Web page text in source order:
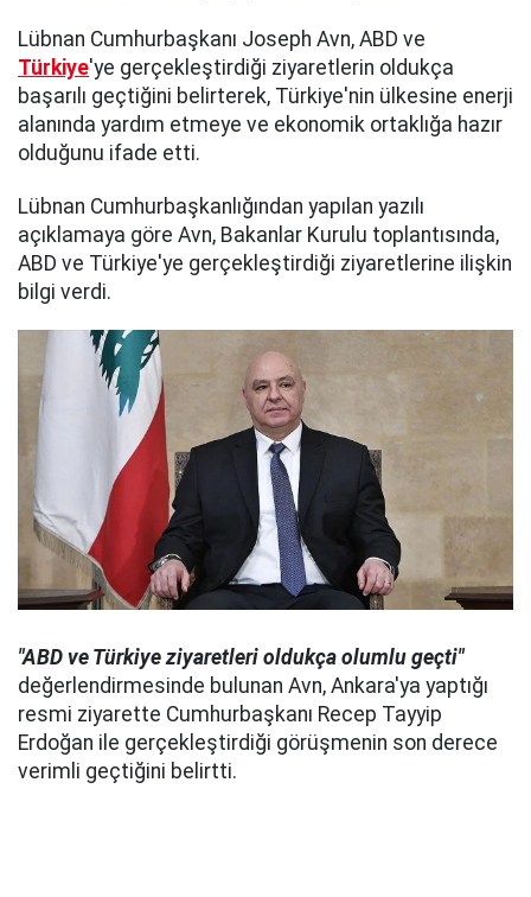
Lübnan Cumhurbaşkanı Joseph Avn, ABD ve
Türkiye'ye gerçekleştirdiği ziyaretlerin oldukça
başarılı geçtiğini belirterek, Türkiye'nin ülkesine enerji
alanında yardım etmeye ve ekonomik ortaklığa hazır
olduğunu ifade etti.
Lübnan Cumhurbaşkanlığından yapılan yazılı
açıklamaya göre Avn, Bakanlar Kurulu toplantısında,
ABD ve Türkiye'ye gerçekleştirdiği ziyaretlerine ilişkin
bilgi verdi.
"ABD ve Türkiye ziyaretleri oldukça olumlu geçti"
değerlendirmesinde bulunan Avn, Ankara'ya yaptığı
resmi ziyarette Cumhurbaşkanı Recep Tayyip
Erdoğan ile gerçekleştirdiği görüşmenin son derece
verimli geçtiğini belirtti.